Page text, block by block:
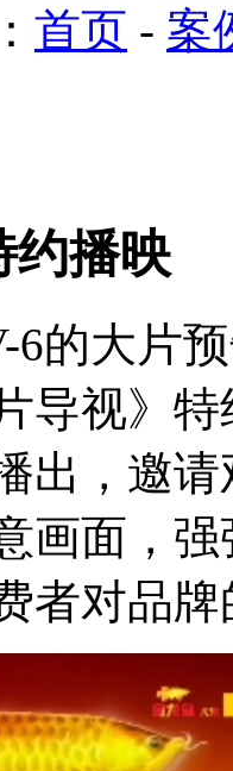
首页 - 案
约播映
大片预
导视》
出，邀
画面，
者对品